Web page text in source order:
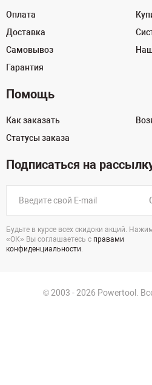
Оплата
Доставка
Самовывоз
Гарантия
Помощь
Как заказать
Статусы заказа
Подписаться на
Будьте в курсе всех скидоки акций.
«ОК» Вы соглашаетесь с правами
конфиденциальности.
© 2003 - 2026 Powertool.